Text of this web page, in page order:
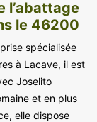
l’abattage
le 46200
spécialisée
à Lacave, il est
Joselito
et en plus
elle dispose